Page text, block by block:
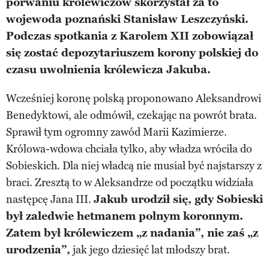
wojewoda poznański Stanisław Leszczyński.
Podczas spotkania z Karolem XII zobowiązał
się zostać depozytariuszem korony polskiej do
czasu uwolnienia królewicza Jakuba.
Wcześniej koronę polską proponowano Aleksandrowi
Benedyktowi, ale odmówił, czekając na powrót brata.
Sprawił tym ogromny zawód Marii Kazimierze.
Królowa-wdowa chciała tylko, aby władza wróciła do
Sobieskich. Dla niej władcą nie musiał być najstarszy z
braci. Zresztą to w Aleksandrze od początku widziała
następcę Jana III. Jakub urodził się, gdy Sobieski
był zaledwie hetmanem polnym koronnym.
Zatem był królewiczem „z nadania”, nie zaś „z
urodzenia”, jak jego dziesięć lat młodszy brat.